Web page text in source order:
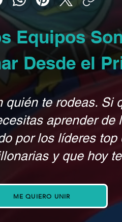
Equipos
Desde el
quién te rodeas. Si
aprender de
por los líderes
y que hoy
ME QUIERO UNIR